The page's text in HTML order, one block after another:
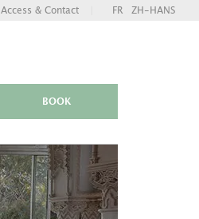
Access & Contact FR ZH-HANS
BOOK